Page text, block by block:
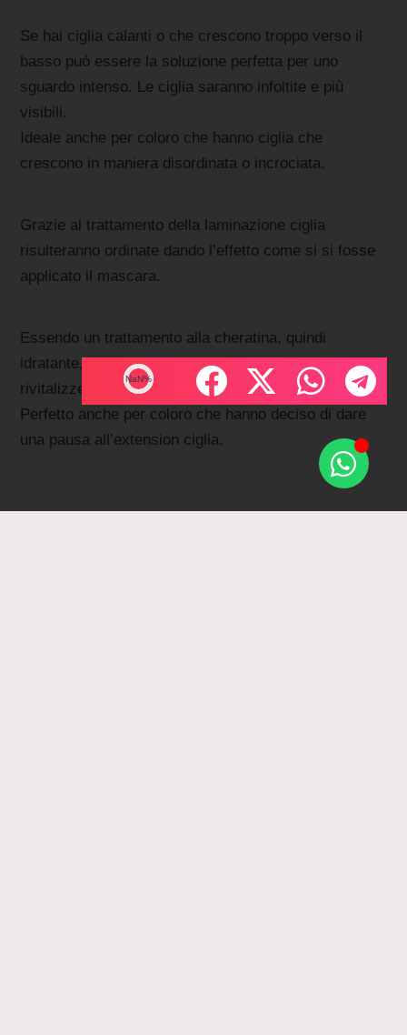
Se hai ciglia calanti o che crescono troppo verso il
basso può essere la soluzione perfetta per uno
sguardo intenso. Le ciglia saranno infoltite e più
visibili.
Ideale anche per coloro che hanno ciglia che
crescono in maniera disordinata o incrociata.
Grazie al trattamento della laminazione ciglia
risulteranno ordinate dando l’effetto come si si fosse
applicato il mascara.
Essendo un trattamento alla cheratina, quindi
idratante, le ciglia che sono sfibrate e secche si
rivitalizzeranno e risulteranno più sane.
Perfetto anche per coloro che hanno deciso di dare
una pausa all’extension ciglia.
NaN%